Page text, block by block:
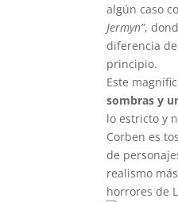
algún caso
Jermyn”,
diferencia
principio.
Este
sombras y
lo estricto y
Corben es
de
realismo
horrores de